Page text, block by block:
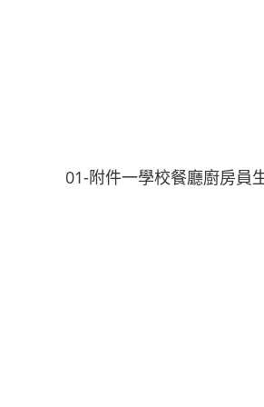
01-附件一學校餐廳廚房員